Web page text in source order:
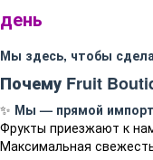
день
Мы здесь, чтобы
Почему Fruit
✨ Мы — прямой
Фрукты приезжают к
Максимальная